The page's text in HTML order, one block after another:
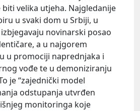
biti velika utjeha. Najgledanije
u svaki dom u Srbiji, u
novinarski posao
a u najgorem
u promociji naprednjaka i
vođe te u demoniziranju
je “zajednički model
odstupanja utvrđen
monitoringa koje